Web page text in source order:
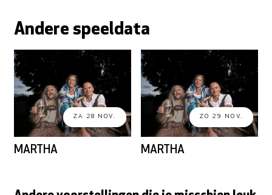
Andere speeldata
ZA 28 NOV.
MARTHA
ZO 29 NOV.
MARTHA